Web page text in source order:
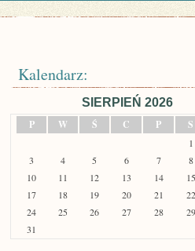
Kalendarz:
SIERPIEŃ 2026
P
W Ś C P S
1
3
4 5 6 7 8
10
11 12 13 14 15
17
18 19 20 21 22
24
25 26 27 28 29
31